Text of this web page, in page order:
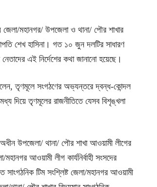
জেলা/মহানগর/ উপজেলা ও থানা/ পৌর শাখার
শেখ হাসিনা। গত ১০ জুন দলটির সাধারণ
এই নির্দেশের কথা জানানো হয়েছে।
তৃণমূলে সংগঠণের অভ্যন্তরে দ্বন্ধ-কোন্দল
দিয়ে তৃণমূলের রাজনীতিতে যেসব বিশৃঙ্খলা
উপজেলা/ থানা/ পৌর শাখা আওয়ামী লীগের
আওয়ামী লীগ কার্যনির্বাহী সংসদের
টিম সংশ্লিষ্ট জেলা/মহানগর আওয়ামী